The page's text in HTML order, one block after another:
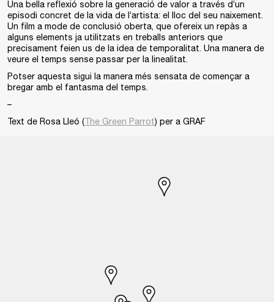
Una bella reflexió sobre la generació de valor a través d’un
episodi concret de la vida de l’artista: el lloc del seu naixement.
Un film a mode de conclusió oberta, que ofereix un repàs a
alguns elements ja utilitzats en treballs anteriors que
precisament feien us de la idea de temporalitat. Una manera de
veure el temps sense passar per la linealitat.
Potser aquesta sigui la manera més sensata de començar a
bregar amb el fantasma del temps.
–
Text de Rosa Lleó (The Green Parrot) per a GRAF